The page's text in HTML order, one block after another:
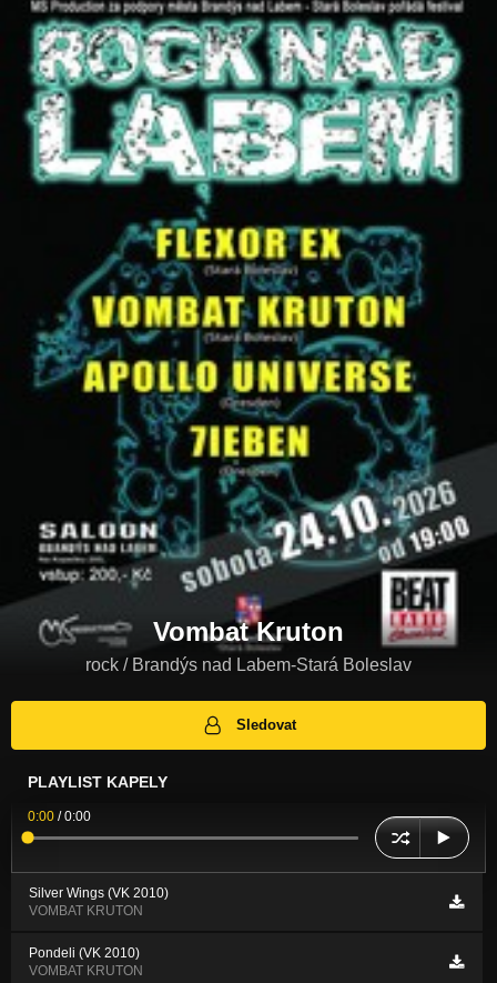
Vombat Kruton
rock / Brandýs nad Labem-Stará Boleslav
Sledovat
PLAYLIST KAPELY
0:00 /0:00
Silver Wings (VK 2010)
VOMBAT KRUTON
Pondeli (VK 2010)
VOMBAT KRUTON